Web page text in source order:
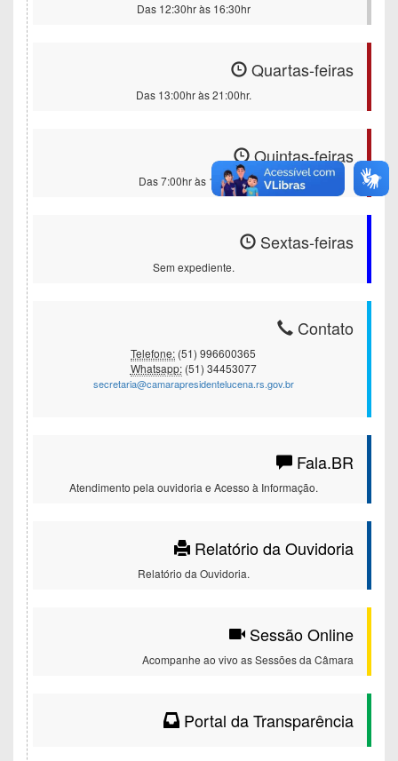
Das 12:30hr às 16:30hr
Quartas-feiras
Das 13:00hr às 21:00hr.
Quintas-feiras
Das 7:00hr às 11:00hr.
Sextas-feiras
Sem expediente.
Contato
Telefone: (51) 996600365
Whatsapp:(51) 34453077
secretaria@camarapresidentelucena.rs.gov.br
Fala.BR
Atendimento pela ouvidoria e Acesso à Informação.
Relatório da Ouvidoria
Relatório da Ouvidoria.
Sessão Online
Acompanhe ao vivo as Sessões da Câmara
Portal da Transparência